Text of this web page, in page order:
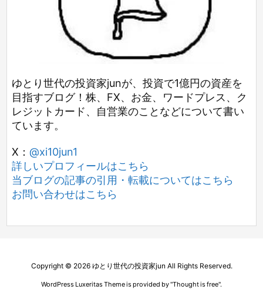
ゆとり世代の投資家junが、投資で1億円の資産を
目指すブログ！株、FX、お金、ワードプレス、ク
レジットカード、自営業のことなどについて書い
ています。
X： @xi10jun1
詳しいプロフィールはこちら
当ブログの記事の引用・転載についてはこちら
お問い合わせはこちら
Copyright © 2026 ゆとり世代の投資家jun All Rights Reserved.
WordPress Luxeritas Theme is provided by "Thought is free".